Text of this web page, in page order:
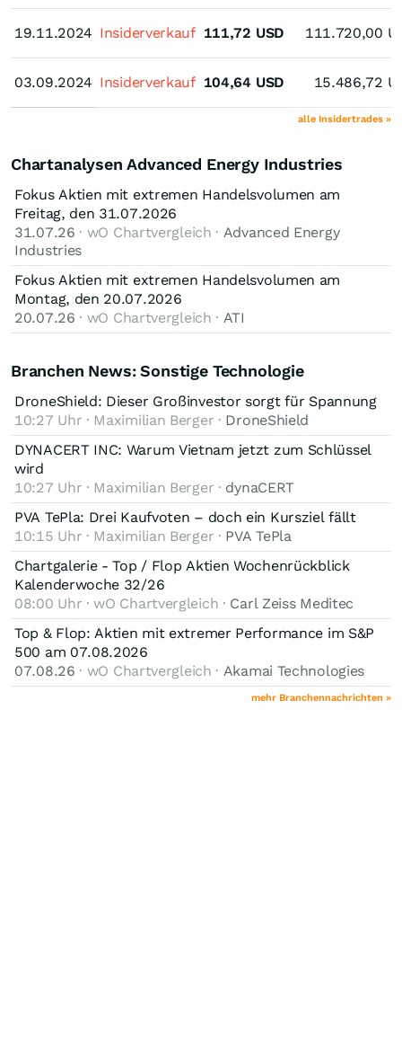
19.11.2024
03.09.2024
19.11.2024 Insiderverkauf 111,72 USD 111.720,00
03.09.2024 Insiderverkauf 104,64 USD 15.486,72
alle Insidertrades »
Chartanalysen Advanced Energy Industries
Fokus Aktien mit extremen Handelsvolumen am
Freitag, den 31.07.2026
31.07.26 · wO Chartvergleich · Advanced Energy
Industries
Fokus Aktien mit extremen Handelsvolumen am
Montag, den 20.07.2026
20.07.26 · wO Chartvergleich · ATI
Branchen News: Sonstige Technologie
DroneShield: Dieser Großinvestor sorgt für Spannung
10:27 Uhr · Maximilian Berger · DroneShield
DYNACERT INC: Warum Vietnam jetzt zum Schlüssel
wird
10:27 Uhr · Maximilian Berger · dynaCERT
PVA TePla: Drei Kaufvoten – doch ein Kursziel fällt
10:15 Uhr · Maximilian Berger · PVA TePla
Chartgalerie - Top / Flop Aktien Wochenrückblick
Kalenderwoche 32/26
08:00 Uhr · wO Chartvergleich · Carl Zeiss Meditec
Top & Flop: Aktien mit extremer Performance im S&P
500 am 07.08.2026
07.08.26 · wO Chartvergleich · Akamai Technologies
mehr Branchennachrichten »